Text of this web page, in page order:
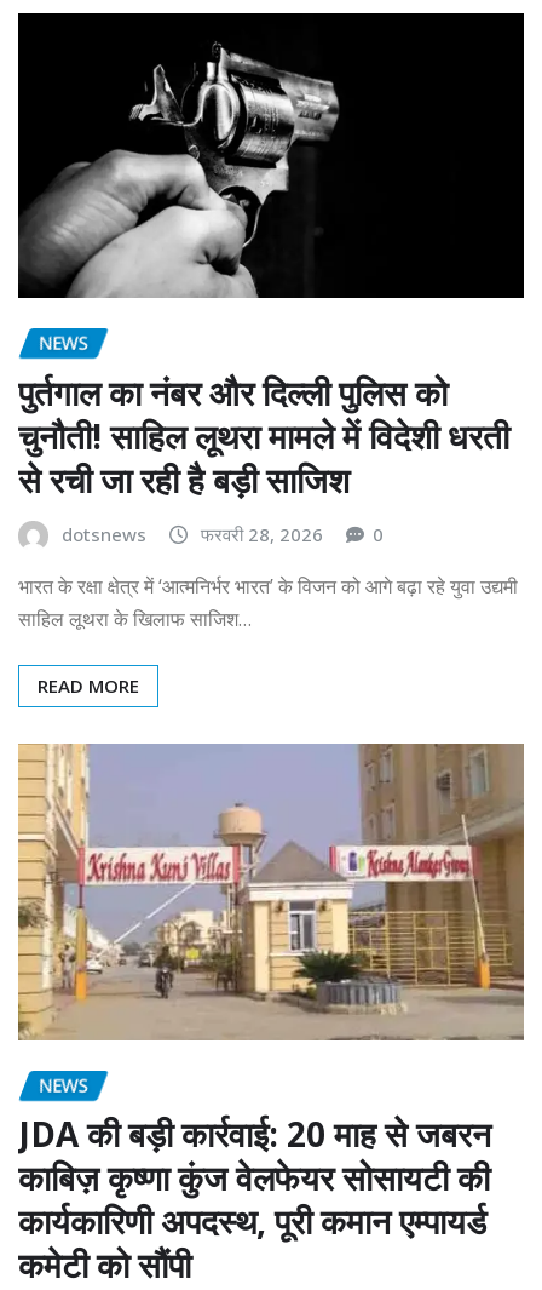
NEWS
पुर्तगाल का नंबर और दिल्ली पुलिस को
चुनौती! साहिल लूथरा मामले में विदेशी धरती
से रची जा रही है बड़ी साजिश
dotsnews फरवरी 28, 2026 0
भारत के रक्षा क्षेत्र में ‘आत्मनिर्भर भारत’ के विजन को आगे बढ़ा रहे युवा उद्यमी
साहिल लूथरा के खिलाफ साजिश…
READ MORE
NEWS
JDA की बड़ी कार्रवाई: 20 माह से जबरन
काबिज़ कृष्णा कुंज वेलफेयर सोसायटी की
कार्यकारिणी अपदस्थ, पूरी कमान एम्पायर्ड
कमेटी को सौंपी